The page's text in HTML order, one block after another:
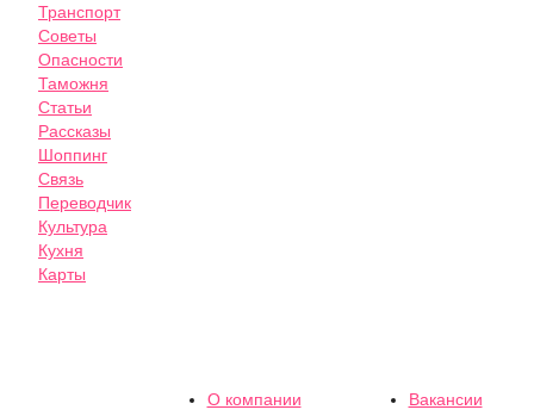
Транспорт
Советы
Опасности
Таможня
Статьи
Рассказы
Шоппинг
Связь
Переводчик
Культура
Кухня
Карты
О компании Вакансии